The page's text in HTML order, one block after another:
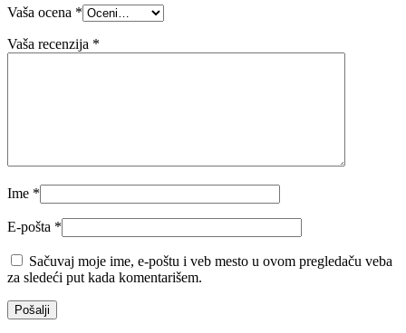
Vaša ocena *
Vaša recenzija *
Ime *
E-pošta *
Sačuvaj moje ime, e-poštu i veb mesto u ovom pregledaču veba
za sledeći put kada komentarišem.